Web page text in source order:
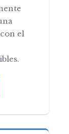
el